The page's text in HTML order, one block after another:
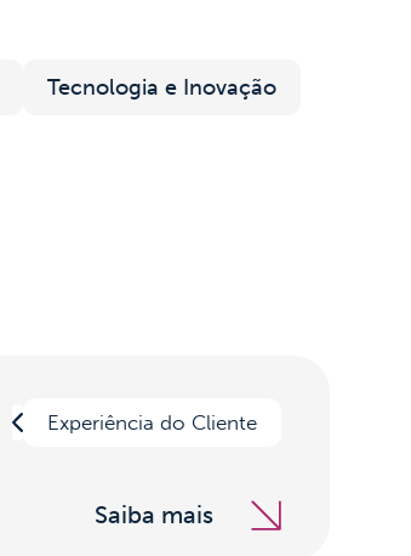
Tecnologia e Inovação
Experiência do Cliente
Saiba mais